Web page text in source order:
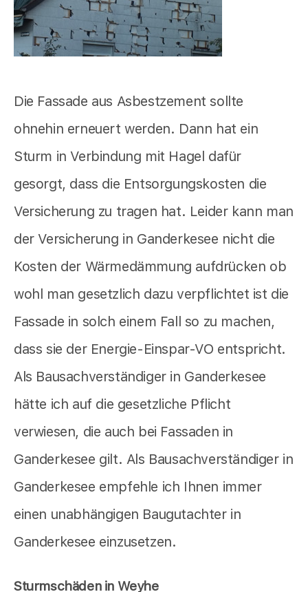
Die Fassade aus Asbestzement sollte
ohnehin erneuert werden. Dann hat ein
Sturm in Verbindung mit Hagel dafür
gesorgt, dass die Entsorgungskosten die
Versicherung zu tragen hat. Leider kann man
der Versicherung in Ganderkesee nicht die
Kosten der Wärmedämmung aufdrücken ob
wohl man gesetzlich dazu verpflichtet ist die
Fassade in solch einem Fall so zu machen,
dass sie der Energie-Einspar-VO entspricht.
Als Bausachverständiger in Ganderkesee
hätte ich auf die gesetzliche Pflicht
verwiesen, die auch bei Fassaden in
Ganderkesee gilt. Als Bausachverständiger in
Ganderkesee empfehle ich Ihnen immer
einen unabhängigen Baugutachter in
Ganderkesee einzusetzen.
Sturmschäden in Weyhe